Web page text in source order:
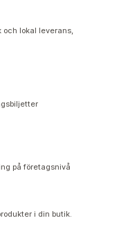
och lokal leverans,
på företagsnivå
i din butik.